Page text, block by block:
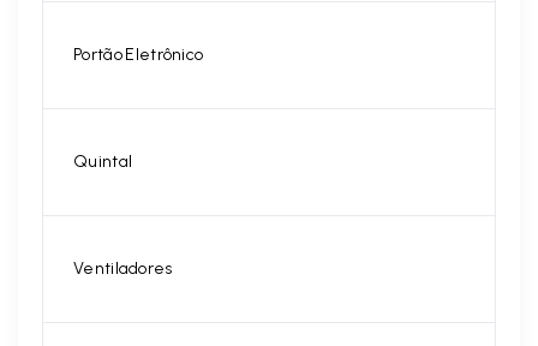
Portão Eletrônico
Quintal
Ventiladores